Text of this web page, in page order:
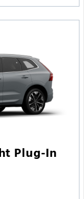
Plug-In